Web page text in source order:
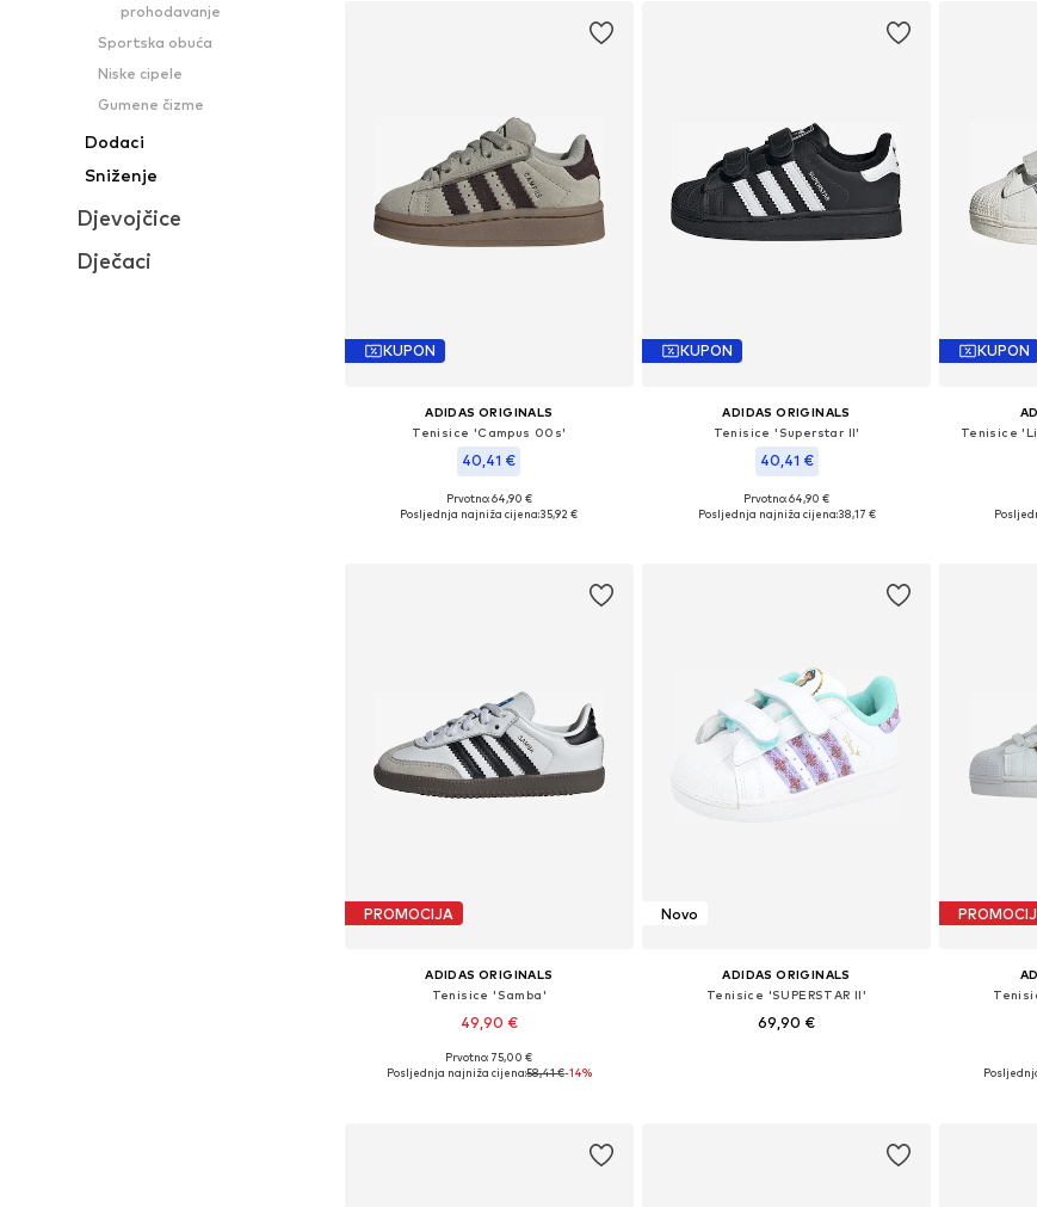
prohodavanje
Sportska obuća
Niske cipele
Gumene čizme
Dodaci
Sniženje
Djevojčice
Dječaci
KUPON
ADIDAS ORIGINALS
Tenisice 'Campus 00s'
40,41 €
Dostupne veličine: 19, 20, 21, 22, 23
Prvotno: 64,90 €
Posljednja najniža cijena:35,92 €
KUPON
ADIDAS ORIGINALS
Tenisice 'Superstar II'
40,41 €
Dostupno u više veličina
Prvotno: 64,90 €
Posljednja najniža cijena:38,17 €
KUPON
Tenisice
PROMOCIJA
ADIDAS ORIGINALS
Tenisice 'Samba'
49,90 €
Dostupno u više veličina
Prvotno: 75,00 €
Posljednja najniža cijena:58,41 €-14%
Novo
ADIDAS ORIGINALS
Tenisice 'SUPERSTAR II'
69,90 €